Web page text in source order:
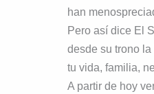
han
Pero así dice El
desde su trono
tu vida, familia,
A partir de hoy